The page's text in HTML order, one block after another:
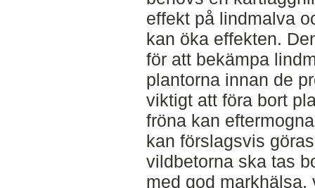
effekt på lindmalva
kan öka effekten.
för att bekämpa
plantorna innan de
viktigt att föra bort
fröna kan
kan förslagsvis
vildbetorna ska tas
med god markhälsa,